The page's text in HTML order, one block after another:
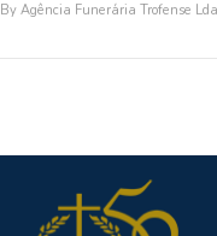
By Agência Funerária Trofense